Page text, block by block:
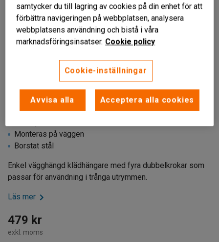
Monteras på väggen
Borstat stål
Enkel vägghängd klädhängare med fyra dubbelkrokar som
passar för användning i trånga utrymmen.
Läs mer
479 kr
exkl. moms
samtycker du till lagring av cookies på din enhet för att
förbättra navigeringen på webbplatsen, analysera
webbplatsens användning och bistå i våra
marknadsföringsinsatser. Cookie policy
Cookie-inställningar
Avvisa alla Acceptera alla cookies